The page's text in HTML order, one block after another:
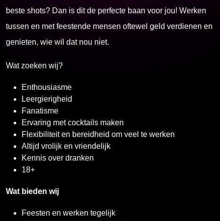
beste shots? Dan is dit de perfecte baan voor jou! Werken
tussen en met feestende mensen oftewel geld verdienen en
genieten, wie wil dat nou niet.
Wat zoeken wij?
Enthousiasme
Leergierigheid
Fanatisme
Ervaring met cocktails maken
Flexibiliteit en bereidheid om veel te werken
Altijd vrolijk en vriendelijk
Kennis over dranken
18+
Wat bieden wij
Feesten en werken tegelijk